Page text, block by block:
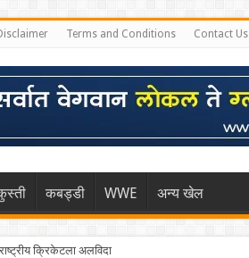
Terms and Conditions Contact Us
कबड्डी WWE अन्य खेल
क्रिकेटला अलविदा
खांद्यावर, एशियन गेम्स…